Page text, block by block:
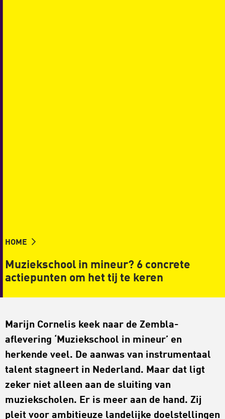
HOME
Muziekschool in mineur? 6 concrete
actiepunten om het tij te keren
Marijn Cornelis keek naar de Zembla-
aflevering ‘Muziekschool in mineur’ en
herkende veel. De aanwas van instrumentaal
talent stagneert in Nederland. Maar dat ligt
zeker niet alleen aan de sluiting van
muziekscholen. Er is meer aan de hand. Zij
pleit voor ambitieuze landelijke doelstellingen